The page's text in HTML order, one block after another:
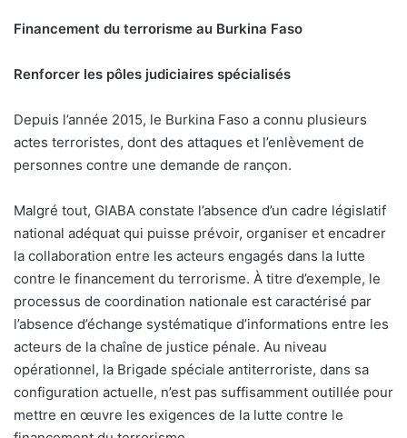
Financement du terrorisme au Burkina Faso
Renforcer les pôles judiciaires spécialisés
Depuis l’année 2015, le Burkina Faso a connu plusieurs
actes terroristes, dont des attaques et l’enlèvement de
personnes contre une demande de rançon.
Malgré tout, GIABA constate l’absence d’un cadre législatif
national adéquat qui puisse prévoir, organiser et encadrer
la collaboration entre les acteurs engagés dans la lutte
contre le financement du terrorisme. À titre d’exemple, le
processus de coordination nationale est caractérisé par
l’absence d’échange systématique d’informations entre les
acteurs de la chaîne de justice pénale. Au niveau
opérationnel, la Brigade spéciale antiterroriste, dans sa
configuration actuelle, n’est pas suffisamment outillée pour
mettre en œuvre les exigences de la lutte contre le